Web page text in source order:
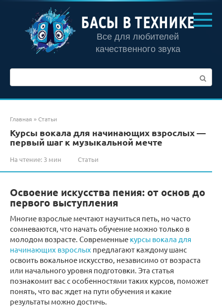
контенту
БАСЫ В ТЕХНИКЕ
Все для любителей
качественного звука
Главная »Статьи
Курсы вокала для начинающих взрослых —
первый шаг к музыкальной мечте
На чтение: 3 мин Статьи
Освоение искусства пения: от основ до
первого выступления
Многие взрослые мечтают научиться петь, но часто
сомневаются, что начать обучение можно только в
молодом возрасте. Современные курсы вокала для
начинающих взрослых предлагают каждому шанс
освоить вокальное искусство, независимо от возраста
или начального уровня подготовки. Эта статья
познакомит вас с особенностями таких курсов, поможет
понять, что вас ждет на пути обучения и какие
результаты можно достичь.